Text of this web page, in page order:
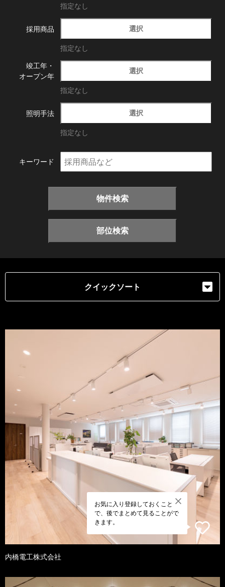
指定なし
採用商品 選択
指定なし
竣工年・
オープン年
選択
指定なし
照明手法 選択
指定なし
キーワード
物件検索
部位検索
クイックソート
お気に入り登録しておくこと
で、後でまとめて見ることがで
きます。
内橋電工株式会社